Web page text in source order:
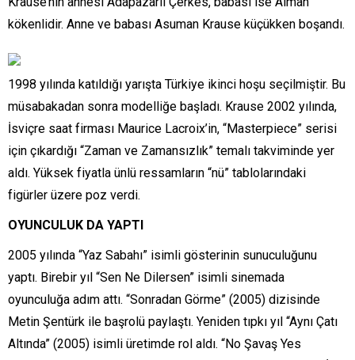
kökenlidir. Anne ve babası Asuman Krause küçükken boşandı.
1998 yılında katıldığı yarışta Türkiye ikinci hoşu seçilmiştir. Bu
müsabakadan sonra modelliğe başladı. Krause 2002 yılında,
İsviçre saat firması Maurice Lacroix’in, “Masterpiece” serisi
için çıkardığı “Zaman ve Zamansızlık” temalı takviminde yer
aldı. Yüksek fiyatla ünlü ressamların “nü” tablolarındaki
figürler üzere poz verdi.
OYUNCULUK DA YAPTI
2005 yılında “Yaz Sabahı” isimli gösterinin sunuculuğunu
yaptı. Birebir yıl “Sen Ne Dilersen” isimli sinemada
oyunculuğa adım attı. “Sonradan Görme” (2005) dizisinde
Metin Şentürk ile başrolü paylaştı. Yeniden tıpkı yıl “Aynı Çatı
Altında” (2005) isimli üretimde rol aldı. “No Şavaş Yes